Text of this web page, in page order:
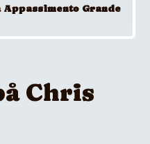
Grande
Chris